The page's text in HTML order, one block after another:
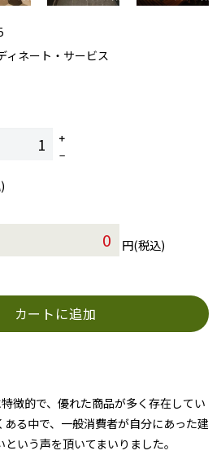
ィネート・サービス
円(税込)
カートに追加
徴的で、優れた商品が多く存在してい
る中で、一般消費者が自分にあった建
いう声を頂いてまいりました。